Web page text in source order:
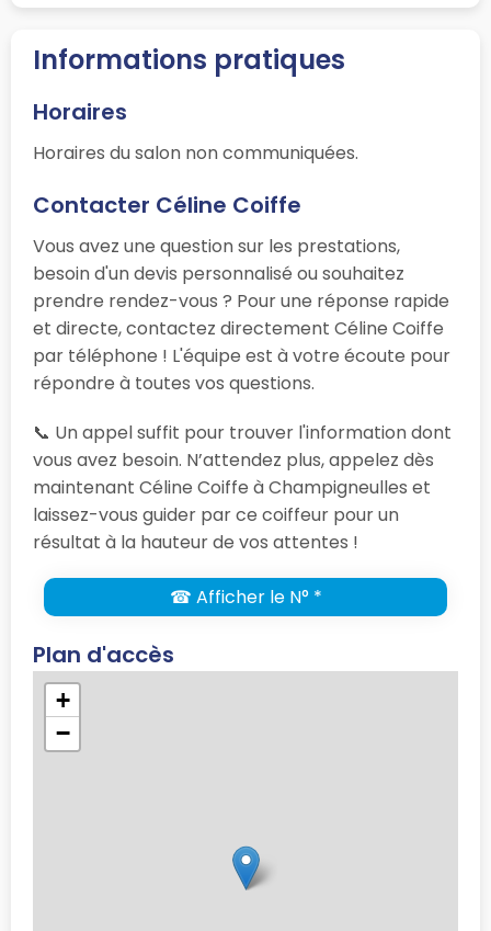
Informations pratiques
Horaires
Horaires du salon non communiquées.
Contacter Céline Coiffe
Vous avez une question sur les prestations,
besoin d'un devis personnalisé ou souhaitez
prendre rendez-vous ? Pour une réponse rapide
et directe, contactez directement Céline Coiffe
par téléphone ! L'équipe est à votre écoute pour
répondre à toutes vos questions.
📞 Un appel suffit pour trouver l'information dont
vous avez besoin. N’attendez plus, appelez dès
maintenant Céline Coiffe à Champigneulles et
laissez-vous guider par ce coiffeur pour un
résultat à la hauteur de vos attentes !
☎ Afficher le N° *
Plan d'accès
+
−